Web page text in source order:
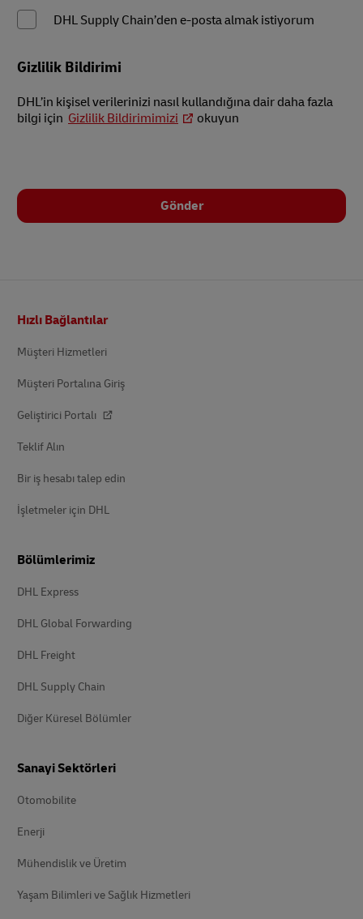
DHL Supply Chain’den e-posta almak istiyorum
Gizlilik Bildirimi
DHL’in kişisel verilerinizi nasıl kullandığına dair daha fazla
bilgi için Gizlilik Bildirimimizi okuyun
Gönder
Hızlı Bağlantılar
Müşteri Hizmetleri
Müşteri Portalına Giriş
Geliştirici Portalı
Teklif Alın
Bir iş hesabı talep edin
İşletmeler için DHL
Bölümlerimiz
DHL Express
DHL Global Forwarding
DHL Freight
DHL Supply Chain
Diğer Küresel Bölümler
Sanayi Sektörleri
Otomobilite
Enerji
Mühendislik ve Üretim
Yaşam Bilimleri ve Sağlık Hizmetleri